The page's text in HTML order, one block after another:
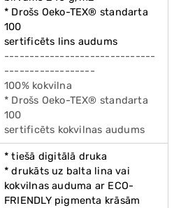
* Drošs Oeko-TEX® standarta
100
sertificēts lins audums
------------------------------
------------------
100% kokvilna
* Drošs Oeko-TEX® standarta
100
sertificēts kokvilnas audums
* tiešā digitālā druka
* drukāts uz balta lina vai
kokvilnas auduma ar ECO-
FRIENDLY pigmenta krāsām